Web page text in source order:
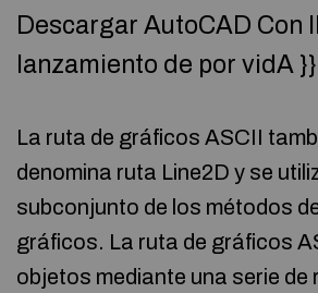
Descargar AutoCAD Con
lanzamiento de por vidA
La ruta de gráficos ASCII
denomina ruta Line2D y se
subconjunto de los métodos
gráficos. La ruta de gráficos
objetos mediante una serie de